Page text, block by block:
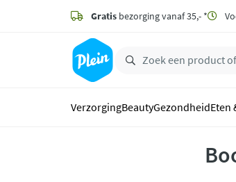
zoeken
hoofdinhoud
Gratis bezorging vanaf 35,- *
VerzorgingBeautyGezondheidEten